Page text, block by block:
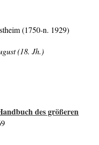
(1750-n. 1929)
(18. Jh.)
des größeren